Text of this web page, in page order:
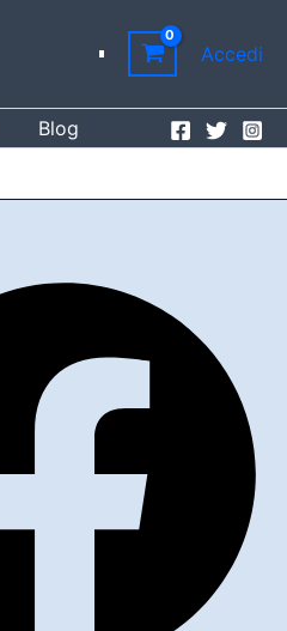
Accedi
Blog